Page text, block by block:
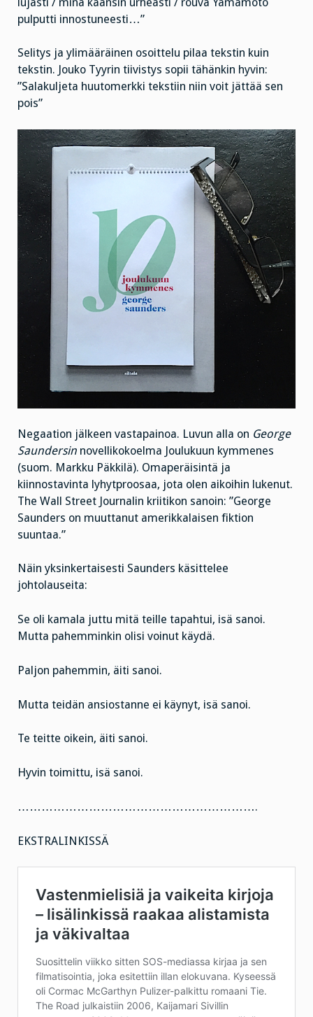
pulputti innostuneesti…”
Selitys ja ylimääräinen osoittelu pilaa tekstin kuin
tekstin. Jouko Tyyrin tiivistys sopii tähänkin hyvin:
”Salakuljeta huutomerkki tekstiin niin voit jättää sen
pois”
Negaation jälkeen vastapainoa. Luvun alla on George
Saundersin novellikokoelma Joulukuun kymmenes
(suom. Markku Päkkilä). Omaperäisintä ja
kiinnostavinta lyhytproosaa, jota olen aikoihin lukenut.
The Wall Street Journalin kriitikon sanoin: ”George
Saunders on muuttanut amerikkalaisen fiktion
suuntaa.”
Näin yksinkertaisesti Saunders käsittelee
johtolauseita:
Se oli kamala juttu mitä teille tapahtui, isä sanoi.
Mutta pahemminkin olisi voinut käydä.
Paljon pahemmin, äiti sanoi.
Mutta teidän ansiostanne ei käynyt, isä sanoi.
Te teitte oikein, äiti sanoi.
Hyvin toimittu, isä sanoi.
…………………………………………………….
EKSTRALINKISSÄ